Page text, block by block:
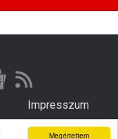
Megértettem
Impresszum